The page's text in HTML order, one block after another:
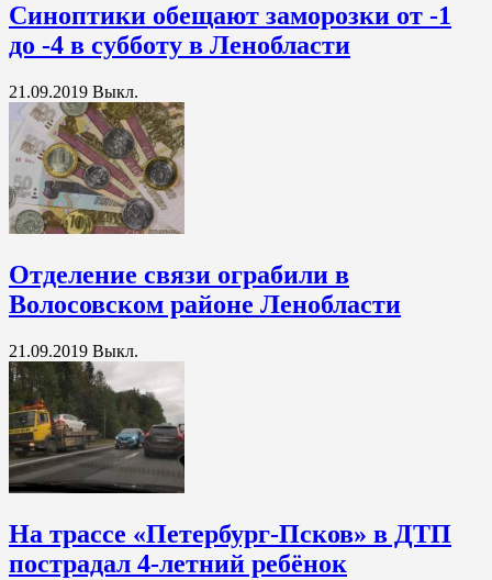
Синоптики обещают заморозки от -1
до -4 в субботу в Ленобласти
21.09.2019 Выкл.
Отделение связи ограбили в
Волосовском районе Ленобласти
21.09.2019 Выкл.
На трассе «Петербург-Псков» в ДТП
пострадал 4-летний ребёнок